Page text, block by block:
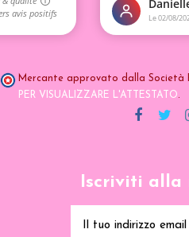
Mercante approvato dalla Società
PER VISUALIZZARE L'ATTESTATO.
Iscriviti alla